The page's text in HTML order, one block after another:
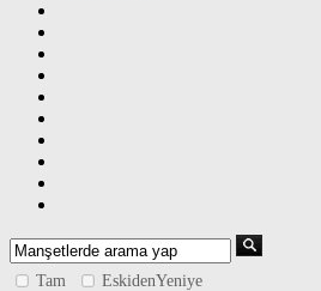
Tam EskidenYeniye